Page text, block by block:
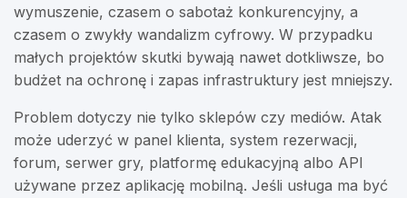
wymuszenie, czasem o sabotaż konkurencyjny, a
czasem o zwykły wandalizm cyfrowy. W przypadku
małych projektów skutki bywają nawet dotkliwsze, bo
budżet na ochronę i zapas infrastruktury jest mniejszy.
Problem dotyczy nie tylko sklepów czy mediów. Atak
może uderzyć w panel klienta, system rezerwacji,
forum, serwer gry, platformę edukacyjną albo API
używane przez aplikację mobilną. Jeśli usługa ma być